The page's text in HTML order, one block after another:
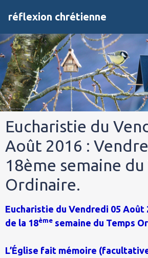
réflexion chrétienne
Eucharistie du
Août 2016 :
18ème semaine
Ordinaire.
Eucharistie du Vendredi 05 Août
de la 18ème semaine du Temps
L’Église fait mémoire